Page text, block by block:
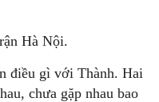
Hà Nội.
điều gì với Thành. Hai
chưa gặp nhau bao